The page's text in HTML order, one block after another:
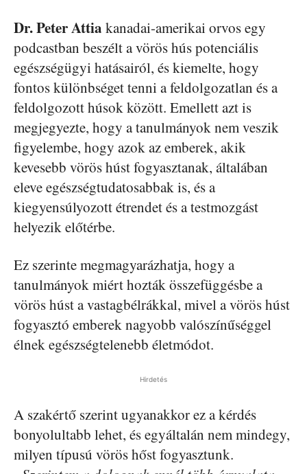
Dr. Peter Attia kanadai-amerikai orvos egy
podcastban beszélt a vörös hús potenciális
egészségügyi hatásairól, és kiemelte, hogy
fontos különbséget tenni a feldolgozatlan és a
feldolgozott húsok között. Emellett azt is
megjegyezte, hogy a tanulmányok nem veszik
figyelembe, hogy azok az emberek, akik
kevesebb vörös húst fogyasztanak, általában
eleve egészségtudatosabbak is, és a
kiegyensúlyozott étrendet és a testmozgást
helyezik előtérbe.
Ez szerinte megmagyarázhatja, hogy a
tanulmányok miért hozták összefüggésbe a
vörös húst a vastagbélrákkal, mivel a vörös húst
fogyasztó emberek nagyobb valószínűséggel
élnek egészségtelenebb életmódot.
Hirdetés
A szakértő szerint ugyanakkor ez a kérdés
bonyolultabb lehet, és egyáltalán nem mindegy,
milyen típusú vörös hőst fogyasztunk.